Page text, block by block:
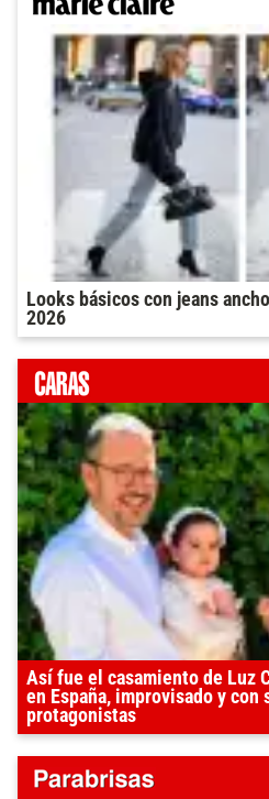
Looks básicos con jeans
2026
Así fue el casamiento de Luz
en España, improvisado y con
protagonistas